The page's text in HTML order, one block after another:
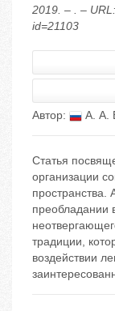
2019. – . –
id=21103
Автор: А. А.
Статья
организации
пространства.
преобладании
традиции,
воздействии